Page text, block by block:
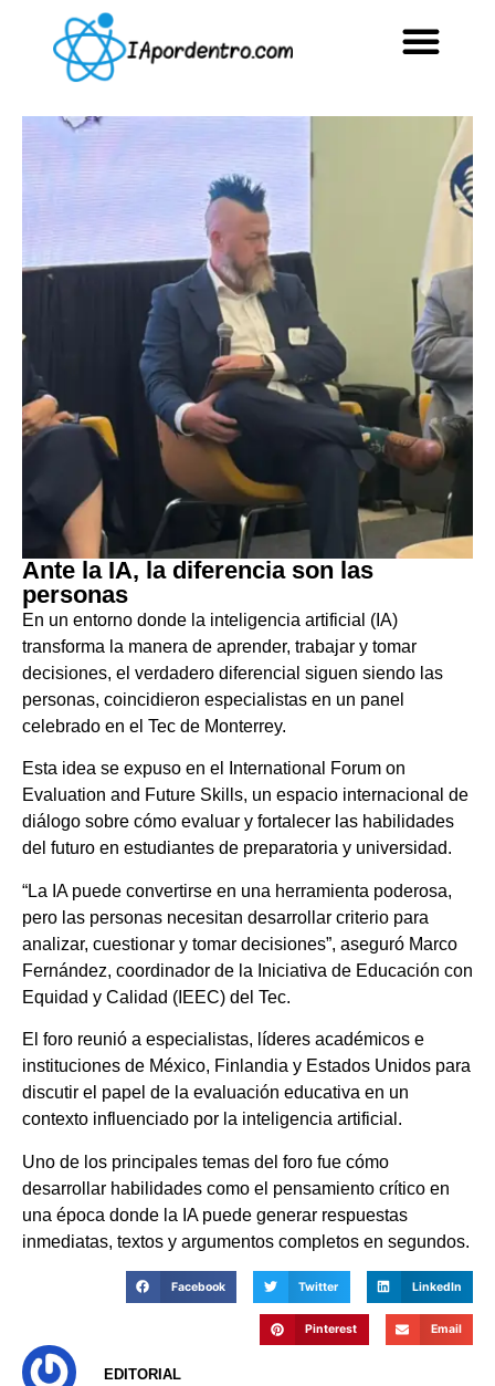
Ante la IA, la diferencia son las
personas
En un entorno donde la inteligencia artificial (IA)
transforma la manera de aprender, trabajar y tomar
decisiones, el verdadero diferencial siguen siendo las
personas, coincidieron especialistas en un panel
celebrado en el Tec de Monterrey.
Esta idea se expuso en el International Forum on
Evaluation and Future Skills, un espacio internacional de
diálogo sobre cómo evaluar y fortalecer las habilidades
del futuro en estudiantes de preparatoria y universidad.
“La IA puede convertirse en una herramienta poderosa,
pero las personas necesitan desarrollar criterio para
analizar, cuestionar y tomar decisiones”, aseguró Marco
Fernández, coordinador de la Iniciativa de Educación con
Equidad y Calidad (IEEC) del Tec.
El foro reunió a especialistas, líderes académicos e
instituciones de México, Finlandia y Estados Unidos para
discutir el papel de la evaluación educativa en un
contexto influenciado por la inteligencia artificial.
Uno de los principales temas del foro fue cómo
desarrollar habilidades como el pensamiento crítico en
una época donde la IA puede generar respuestas
inmediatas, textos y argumentos completos en segundos.
Facebook Twitter LinkedIn
Pinterest Email
EDITORIAL